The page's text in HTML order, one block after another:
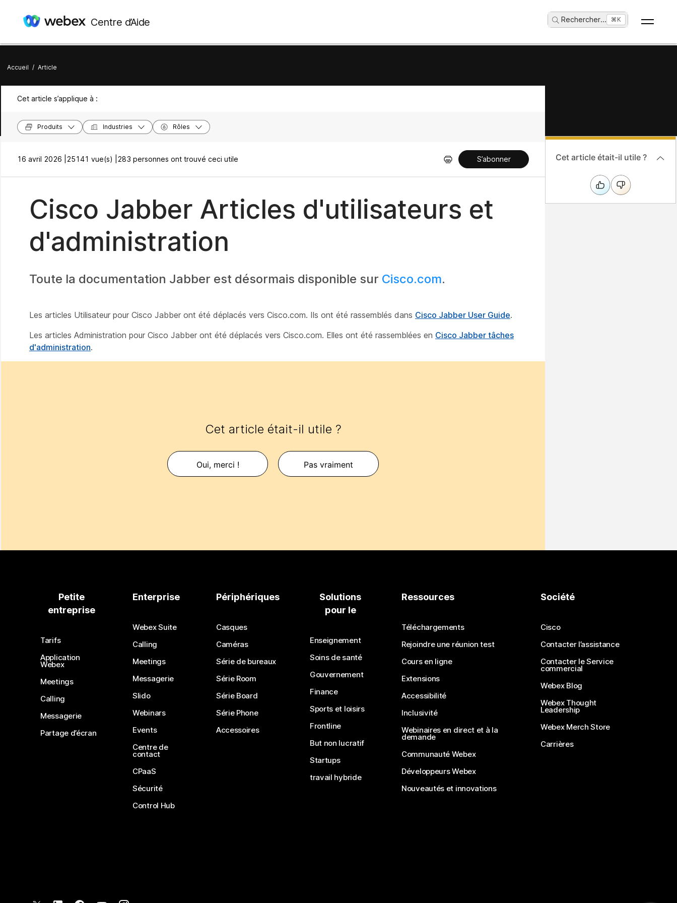
Centre d’Aide Rechercher... ⌘K
Accueil / Article
Cet article s’applique à :
Produits Industries Rôles
16 avril 2026 | 25141 vue(s) | 283 personnes ont trouvé ceci utile S’abonner
Cisco Jabber Articles d'utilisateurs et
d'administration
Toute la documentation Jabber est désormais disponible sur Cisco.com.
Les articles Utilisateur pour Cisco Jabber ont été déplacés vers Cisco.com. Ils ont été rassemblés dans Cisco Jabber User Guide.
Les articles Administration pour Cisco Jabber ont été déplacés vers Cisco.com. Elles ont été rassemblées en Cisco Jabber tâches
d'administration.
Cet article était-il utile ?
Oui, merci ! Pas vraiment
Cet article était-il utile ?
Petite
entreprise
Tarifs
Application
Webex
Meetings
Calling
Messagerie
Partage d’écran
Enterprise
Webex Suite
Calling
Meetings
Messagerie
Slido
Webinars
Events
Centre de
contact
CPaaS
Sécurité
Control Hub
Périphériques
Casques
Caméras
Série de bureaux
Série Room
Série Board
Série Phone
Accessoires
Solutions
pour le
Enseignement
Soins de santé
Gouvernement
Finance
Sports et loisirs
Frontline
But non lucratif
Startups
travail hybride
Ressources
Téléchargements
Rejoindre une réunion test
Cours en ligne
Extensions
Accessibilité
Inclusivité
Webinaires en direct et à la
demande
Communauté Webex
Développeurs Webex
Nouveautés et innovations
Société
Cisco
Contacter l’assistance
Contacter le Service
commercial
Webex Blog
Webex Thought
Leadership
Webex Merch Store
Carrières